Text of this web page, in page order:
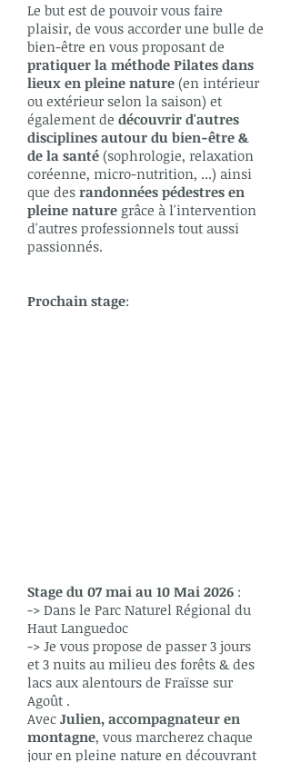
Le but est de pouvoir vous faire
plaisir, de vous accorder une bulle de
bien-être en vous proposant de
pratiquer la méthode Pilates dans
lieux en pleine nature (en intérieur
ou extérieur selon la saison) et
également de découvrir d'autres
disciplines autour du bien-être &
de la santé (sophrologie, relaxation
coréenne, micro-nutrition, ...) ainsi
que des randonnées pédestres en
pleine nature grâce à l'intervention
d'autres professionnels tout aussi
passionnés.
Prochain stage:
Stage du 07 mai au 10 Mai 2026 :
-> Dans le Parc Naturel Régional du
Haut Languedoc
-> Je vous propose de passer 3 jours
et 3 nuits au milieu des forêts & des
lacs aux alentours de Fraïsse sur
Agoût .
Avec Julien, accompagnateur en
montagne, vous marcherez chaque
jour en pleine nature en découvrant